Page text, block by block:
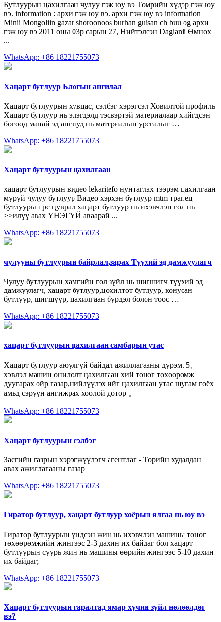
Бутлуурын цахилгаан чулуу гэж юу вэ Төмрийн хүдэр гэж юу
вэ. information : архи гэж юу вэ. архи гэж юу вэ information
Minii Mongoliin gazar shoroonoos burhan guisan ch buu og архи
гэж юу вэ 2011 оны 03р сарын 27, Нийтэлсэн Dagianii Өмнөх
...
WhatsApp: +86 18221755073
Хацарт бутлуур Блогын ангилал
Хацарт бутлуурын хувцас, сэлбэг хэрэгсэл Ховилтой профиль
Хацарт бутлуур нь элэгдэлд тэсвэртэй материалаар хийгдсэн
бөгөөд манай эд ангиуд нь материалын урсгалыг …
WhatsApp: +86 18221755073
Хацарт бутлуурын цахилгаан
хацарт бутлуурын видео lekaritefo нунтаглах тээрэм цахилгаан
муруй чулуу бутлуур Видео хэрхэн бутлуур mtm трапец
бутлуурын pe цуврал хацарт бутлуур нь ихэвчлэн гол нь
>>илүү авах ҮНЭГҮЙ аваарай ...
WhatsApp: +86 18221755073
чулууны бутлуурын байрлал,зарах Түүхий эд дамжуулагч
Чулуу бутлуурын хамгийн гол зүйл нь шигшигч түүхий эд
дамжуулагч, хацарт бутлуур,цохилтот бутлуур, конусан
бутлуур, шигшүүр, цахилгаан бүрдэл болон тоос …
WhatsApp: +86 18221755073
хацарт бутлуурын цахилгаан самбарын утас
Хацарт бутлуур аюулгүй байдал ажиллагааны дүрэм. 5、
хэвлэл машин онилолт цахилгаан хий тоног төхөөрөмж
дуугарах ойр газар,нийлүүлэх ийг цахилгаан утас шугам гоёх
амьд сэрүүн ангижрах хоолой дотор 。
WhatsApp: +86 18221755073
Хацарт бутлуурын сэлбэг
Засгийн газрын хэрэгжүүлэгч агентлаг - Төрийн худалдан
авах ажиллагааны газар
WhatsApp: +86 18221755073
Гиратор бутлуур, хацарт бутлуур хоёрын ялгаа нь юу вэ
Гиратор бутлуурын үндсэн жин нь ихэвчлэн машины тоног
төхөөрөмжийн жингээс 2-3 дахин их байдаг бол хацарт
бутлуурын суурь жин нь машины өөрийн жингээс 5-10 дахин
их байдаг;
WhatsApp: +86 18221755073
Хацарт бутлуурын гаралтад ямар хүчин зүйл нөлөөлдөг
вэ?